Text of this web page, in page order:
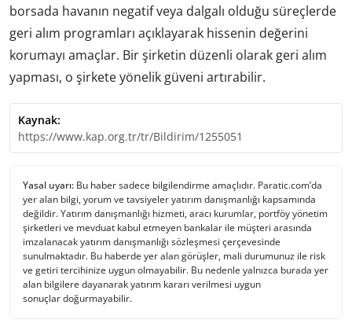
borsada havanın negatif veya dalgalı olduğu süreçlerde
geri alım programları açıklayarak hissenin değerini
korumayı amaçlar. Bir şirketin düzenli olarak geri alım
yapması, o şirkete yönelik güveni artırabilir.
Kaynak:
https://www.kap.org.tr/tr/Bildirim/1255051
Yasal uyarı: Bu haber sadece bilgilendirme amaçlıdır. Paratic.com’da
yer alan bilgi, yorum ve tavsiyeler yatırım danışmanlığı kapsamında
değildir. Yatırım danışmanlığı hizmeti, aracı kurumlar, portföy yönetim
şirketleri ve mevduat kabul etmeyen bankalar ile müşteri arasında
imzalanacak yatırım danışmanlığı sözleşmesi çerçevesinde
sunulmaktadır. Bu haberde yer alan görüşler, mali durumunuz ile risk
ve getiri tercihinize uygun olmayabilir. Bu nedenle yalnızca burada yer
alan bilgilere dayanarak yatırım kararı verilmesi uygun
sonuçlar doğurmayabilir.